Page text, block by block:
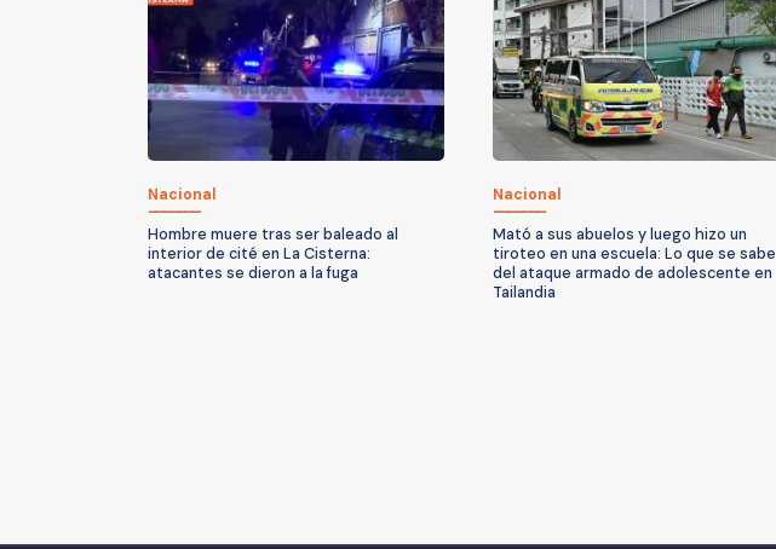
Nacional
Hombre muere tras ser baleado al
interior de cité en La Cisterna:
atacantes se dieron a la fuga
Nacional
Mató a sus abuelos y luego hizo un
tiroteo en una escuela: Lo que se sabe
del ataque armado de adolescente en
Tailandia